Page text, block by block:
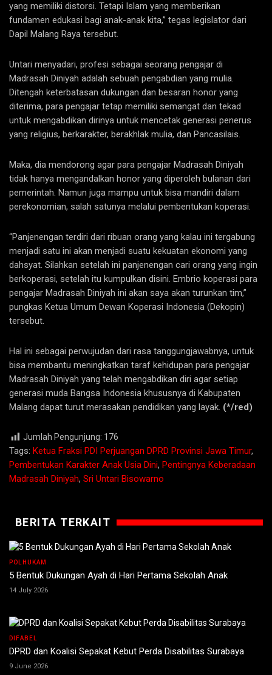
yang memiliki distorsi. Tetapi Islam yang memberikan
fundamen edukasi bagi anak-anak kita,” tegas legislator dari
Dapil Malang Raya tersebut.
Untari menyadari, profesi sebagai seorang pengajar di
Madrasah Diniyah adalah sebuah pengabdian yang mulia.
Ditengah keterbatasan dukungan dan besaran honor yang
diterima, para pengajar tetap memiliki semangat dan tekad
untuk mengabdikan dirinya untuk mencetak generasi penerus
yang religius, berkarakter, berakhlak mulia, dan Pancasilais.
Maka, dia mendorong agar para pengajar Madrasah Diniyah
tidak hanya mengandalkan honor yang diperoleh bulanan dari
pemerintah. Namun juga mampu untuk bisa mandiri dalam
perekonomian, salah satunya melalui pembentukan koperasi.
“Panjenengan terdiri dari ribuan orang yang kalau ini tergabung
menjadi satu ini akan menjadi suatu kekuatan ekonomi yang
dahsyat. Silahkan setelah ini panjenengan cari orang yang ingin
berkoperasi, setelah itu kumpulkan disini. Embrio koperasi para
pengajar Madrasah Diniyah ini akan saya akan turunkan tim,”
pungkas Ketua Umum Dewan Koperasi Indonesia (Dekopin)
tersebut.
Hal ini sebagai perwujudan dari rasa tanggungjawabnya, untuk
bisa membantu meningkatkan taraf kehidupan para pengajar
Madrasah Diniyah yang telah mengabdikan diri agar setiap
generasi muda Bangsa Indonesia khususnya di Kabupaten
Malang dapat turut merasakan pendidikan yang layak. (*/red)
Jumlah Pengunjung: 176
Tags: Ketua Fraksi PDI Perjuangan DPRD Provinsi Jawa Timur,
Pembentukan Karakter Anak Usia Dini, Pentingnya Keberadaan
Madrasah Diniyah, Sri Untari Bisowarno
BERITA TERKAIT
POLHUKAM
5 Bentuk Dukungan Ayah di Hari Pertama Sekolah Anak
14 July 2026
DIFABEL
DPRD dan Koalisi Sepakat Kebut Perda Disabilitas Surabaya
9 June 2026